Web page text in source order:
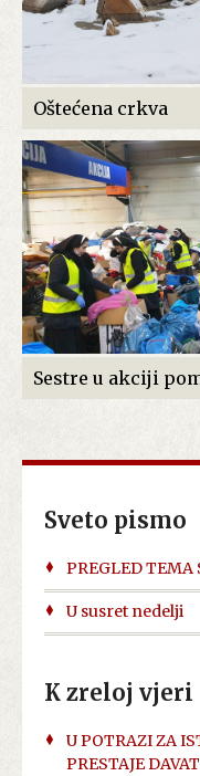
Oštećena crkva
Sestre u akciji
Sveto pismo
PREGLED TEMA
U susret nedelji
K zreloj vjeri
U POTRAZI ZA
PRESTAJE